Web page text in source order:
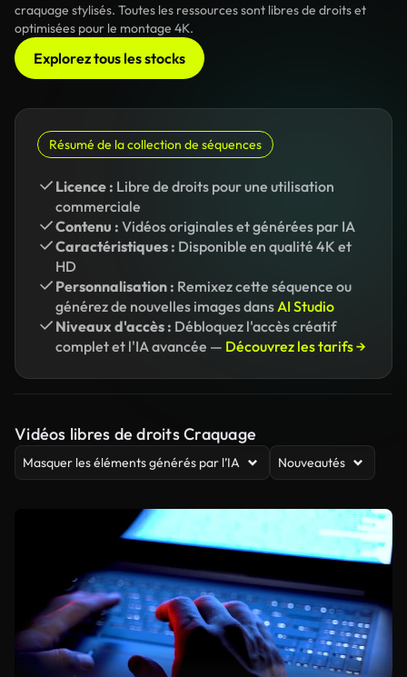
craquage stylisés. Toutes les ressources sont libres de droits et
optimisées pour le montage 4K.
Explorez tous les stocks
Résumé de la collection de séquences
Licence : Libre de droits pour une utilisation
commerciale
Contenu : Vidéos originales et générées par IA
Caractéristiques : Disponible en qualité 4K et
HD
Personnalisation : Remixez cette séquence ou
générez de nouvelles images dansAI Studio
Niveaux d'accès : Débloquez l'accès créatif
complet et l'IA avancée — Découvrez les tarifs →
Vidéos libres de droits Craquage
Masquer les éléments générés par l’IA Nouveautés